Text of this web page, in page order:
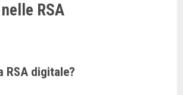
RSA
RSA digitale?